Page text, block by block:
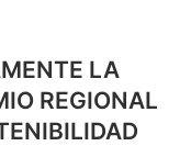
LA
REGIONAL